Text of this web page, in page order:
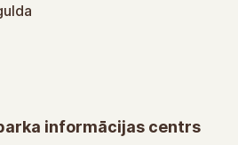
informācijas centrs